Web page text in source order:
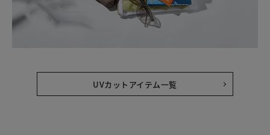
UVカットアイテム一覧